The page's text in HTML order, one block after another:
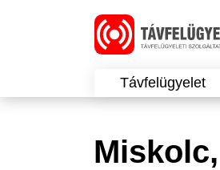
Távfelügyelet